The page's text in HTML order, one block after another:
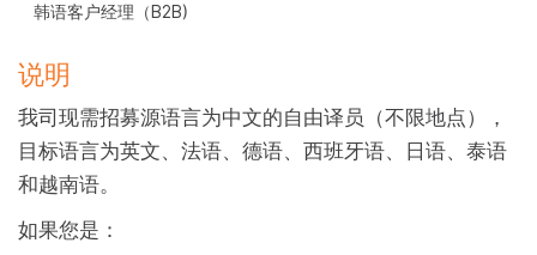
韩语客户经理（B2B)
说明
我司现需招募源语言为中文的自由译员（不限地点），
目标语言为英文、法语、德语、西班牙语、日语、泰语
和越南语。
如果您是：